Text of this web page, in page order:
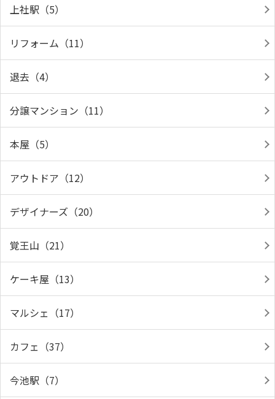
上社駅（5）
リフォーム（11）
退去（4）
分譲マンション（11）
本屋（5）
アウトドア（12）
デザイナーズ（20）
覚王山（21）
ケーキ屋（13）
マルシェ（17）
カフェ（37）
今池駅（7）